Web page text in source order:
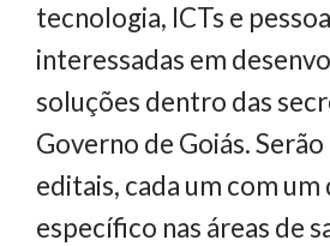
tecnologia, ICTs e
interessadas em
soluções dentro das
Governo de Goiás.
editais, cada um com um
específico nas áreas de